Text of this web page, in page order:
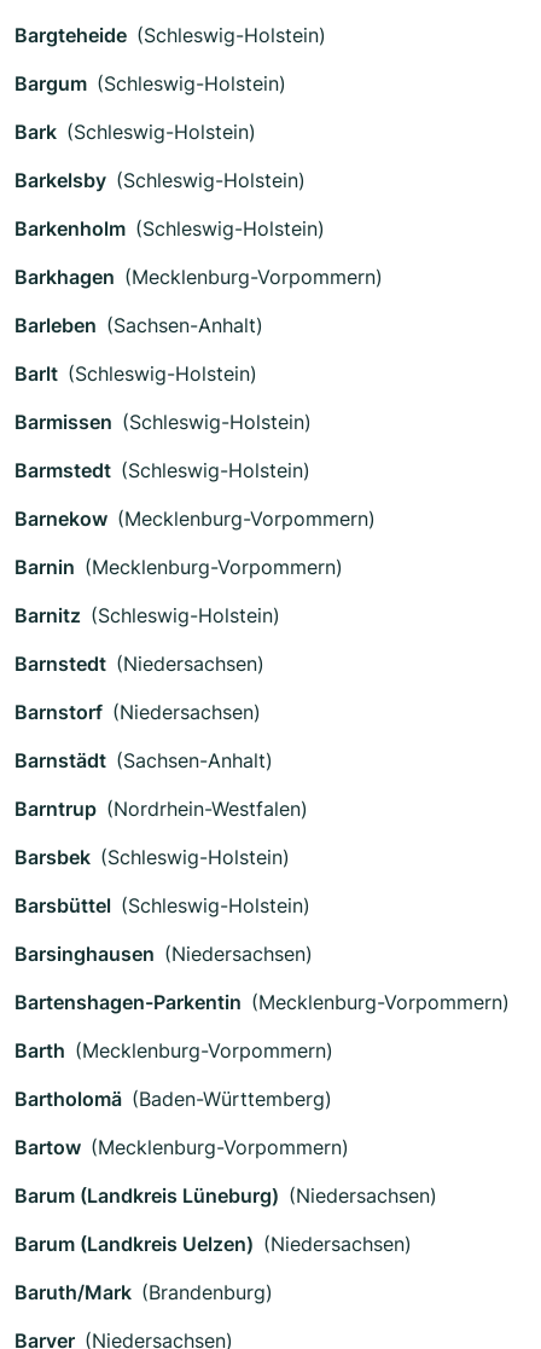
Bargteheide (Schleswig-Holstein)
Bargum (Schleswig-Holstein)
Bark (Schleswig-Holstein)
Barkelsby (Schleswig-Holstein)
Barkenholm (Schleswig-Holstein)
Barkhagen (Mecklenburg-Vorpommern)
Barleben (Sachsen-Anhalt)
Barlt (Schleswig-Holstein)
Barmissen (Schleswig-Holstein)
Barmstedt (Schleswig-Holstein)
Barnekow (Mecklenburg-Vorpommern)
Barnin (Mecklenburg-Vorpommern)
Barnitz (Schleswig-Holstein)
Barnstedt (Niedersachsen)
Barnstorf (Niedersachsen)
Barnstädt (Sachsen-Anhalt)
Barntrup (Nordrhein-Westfalen)
Barsbek (Schleswig-Holstein)
Barsbüttel (Schleswig-Holstein)
Barsinghausen (Niedersachsen)
Bartenshagen-Parkentin (Mecklenburg-Vorpommern)
Barth (Mecklenburg-Vorpommern)
Bartholomä (Baden-Württemberg)
Bartow (Mecklenburg-Vorpommern)
Barum (Landkreis Lüneburg) (Niedersachsen)
Barum (Landkreis Uelzen) (Niedersachsen)
Baruth/Mark (Brandenburg)
Barver (Niedersachsen)